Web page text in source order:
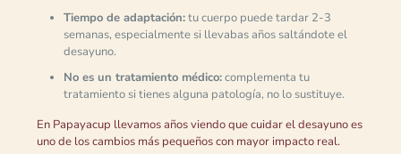
Tiempo de adaptación:tu cuerpo puede tardar 2-3
semanas, especialmente si llevabas años saltándote el
desayuno.
No es un tratamiento médico:complementa tu
tratamiento si tienes alguna patología, no lo sustituye.
En Papayacup llevamos años viendo que cuidar el desayuno es
uno de los cambios más pequeños con mayor impacto real.